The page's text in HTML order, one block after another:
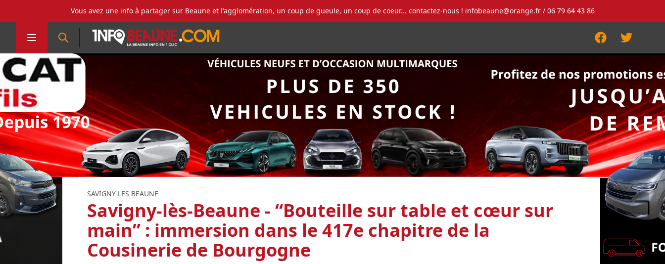
Vous avez une info à partager sur Beaune et l'agglomération, un coup de gueule, un coup de coeur... contactez-nous ! infobeaune@orange.fr/ 06 79 64 43 86
FacebookTwitter
SAVIGNY LES BEAUNE
Savigny-lès-Beaune - “Bouteille sur table et cœur sur
main” : immersion dans le 417e chapitre de la
Cousinerie de Bourgogne